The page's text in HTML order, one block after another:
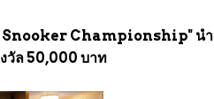
Championship" นำ
วัล 50,000 บาท